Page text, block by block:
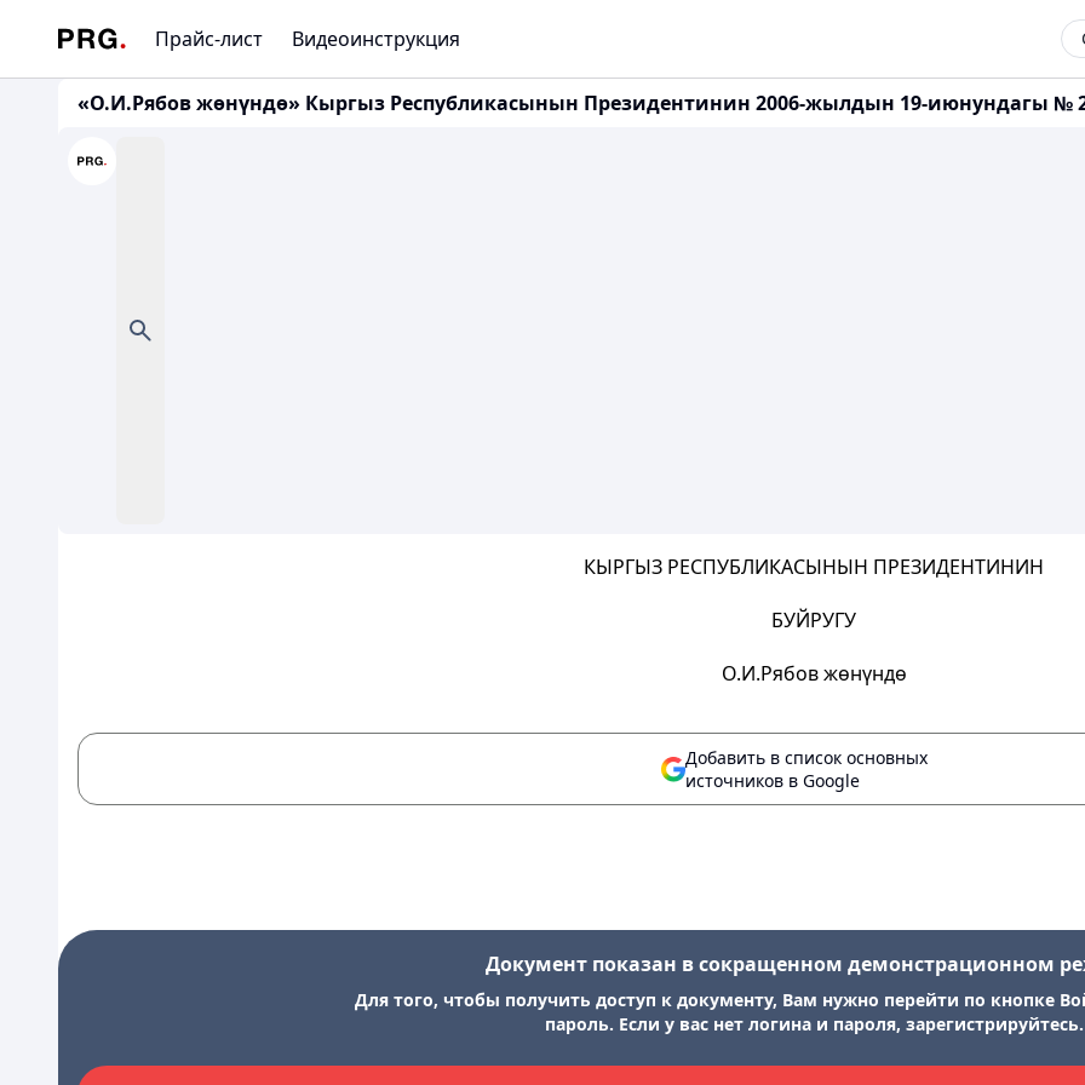
Прайс-лист Видеоинструкция
«О.И.Рябов жөнүндө» Кыргыз Республикасынын Президентинин 2006-жылдын 19-июнундагы №
КЫРГЫЗ РЕСПУБЛИКАСЫНЫН ПРЕЗИДЕНТИНИН
БУЙРУГУ
О.И.Рябов жөнүндө
Добавить в список основных
источников в Google
Документ показан в сокращенном демонстрационном
Для того, чтобы получить доступ к документу, Вам нужно перейти по кнопке
пароль. Если у вас нет логина и пароля, зарегистрируйтесь.